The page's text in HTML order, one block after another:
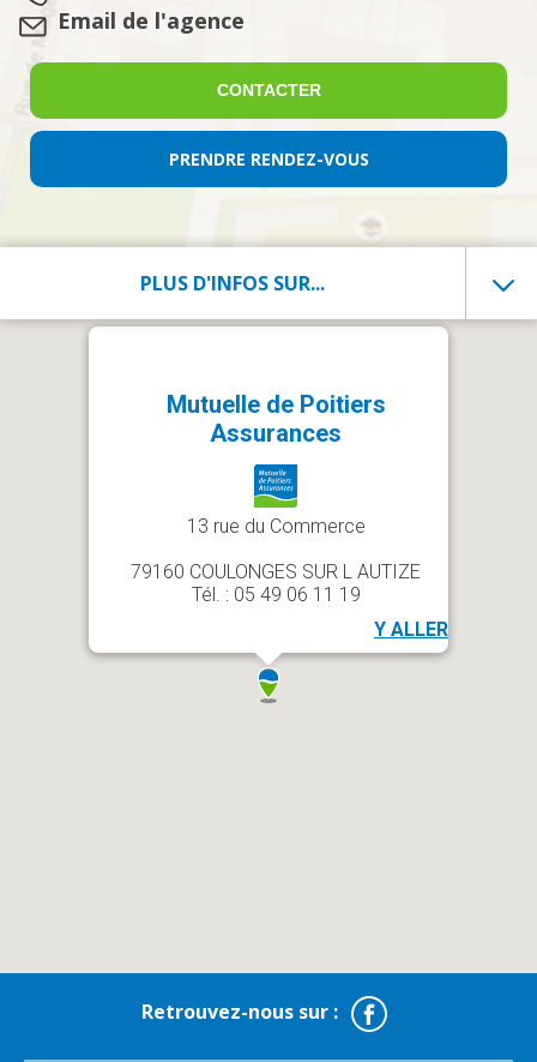
Email :
Email de l'agence
CONTACTER
PRENDRE RENDEZ-VOUS
PLUS D'INFOS SUR...
Mutuelle de Poitiers
Assurances
13 rue du Commerce
79160 COULONGES SUR L AUTIZE
Tél. : 05 49 06 11 19
Y ALLER
Retrouvez-nous sur : Facebook